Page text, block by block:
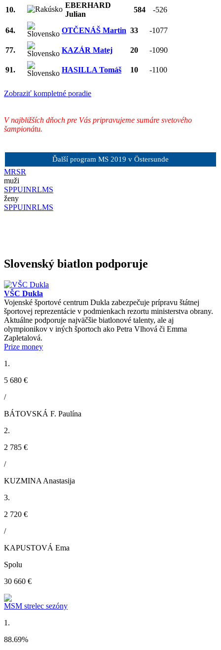
10.
EBERHARD
Julian
584 -526
64. OTČENÁŠ Martin 33 -1077
77. KAZÁR Matej 20 -1090
91. HASILLA Tomáš 10 -1100
Zobraziť kompletné poradie
V najbližších dňoch pre Vás pripravujeme sumáre svetového
šampionátu.
Ďalší program MS 2019 v Östersunde
MRSR
muži
SPPUINRLMS
ženy
SPPUINRLMS
Slovenský biatlon podporuje
VŠC Dukla
Vojenské športové centrum Dukla zabezpečuje prípravu štátnej
športovej reprezentácie v podmienkach rezortu ministerstva obrany.
Aktuálne podporuje najväčšie biatlonové talenty, ale aj
olympionikov v iných športoch ako Petra Vlhová či Emma
Zapletalová.
Prize money
1.
5 680 €
/
BÁTOVSKÁ F. Paulína
2.
2 785 €
/
KUZMINA Anastasija
3.
2 720 €
/
KAPUSTOVÁ Ema
Spolu
30 660 €
MSM strelec sezóny
1.
88.69%